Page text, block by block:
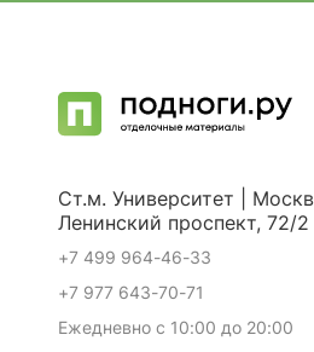
Ст.м. Университет |
Ленинский проспект, 72/2
+7 499 964-46-33
+7 977 643-70-71
Ежедневно с 10:00 до 20:00